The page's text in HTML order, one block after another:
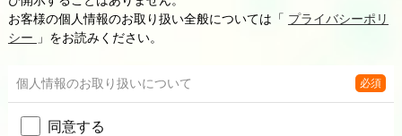
お客様の個人情報のお取り扱い全般については「 プライバシーポリ
シー
」をお読みください。
必須
個人情報のお取り扱いについて
同意する